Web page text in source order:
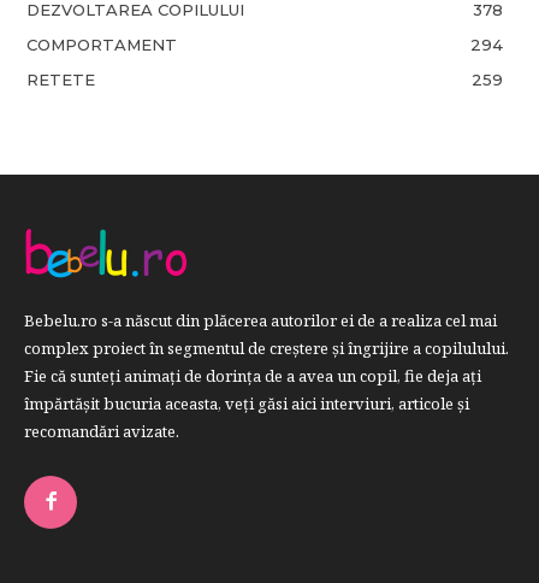
DEZVOLTAREA COPILULUI
378
COMPORTAMENT
294
RETETE
259
Bebelu.ro s-a născut din plăcerea autorilor ei de a realiza cel mai
complex proiect în segmentul de creştere şi îngrijire a copilulului.
Fie că sunteţi animaţi de dorinţa de a avea un copil, fie deja aţi
împărtăşit bucuria aceasta, veți găsi aici interviuri, articole şi
recomandări avizate.